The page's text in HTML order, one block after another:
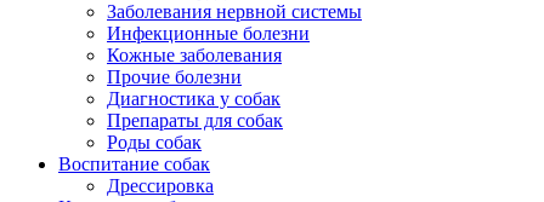
Заболевания нервной системы
Инфекционные болезни
Кожные заболевания
Прочие болезни
Диагностика у собак
Препараты для собак
Роды собак
Воспитание собак
Дрессировка